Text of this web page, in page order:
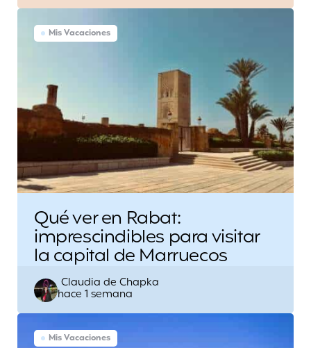
Mis Vacaciones
Qué ver en Rabat:
imprescindibles para visitar
la capital de Marruecos
Escrito
por
Claudia de Chapka
hace 1 semana
Mis Vacaciones